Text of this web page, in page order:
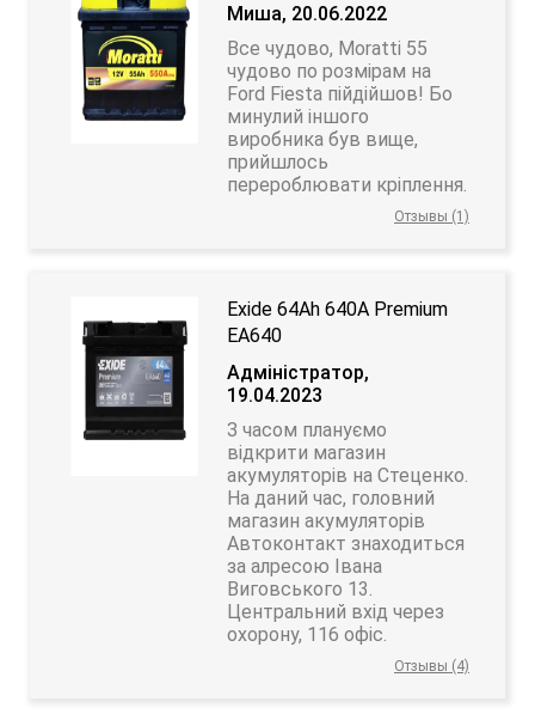
Миша, 20.06.2022
Все чудово, Moratti 55
чудово по розмірам на
Ford Fiesta пійдійшов! Бо
минулий іншого
виробника був вище,
прийшлось
перероблювати кріплення.
Отзывы (1)
Exide 64Ah 640A Premium
EA640
Адміністратор,
19.04.2023
З часом плануємо
відкрити магазин
акумуляторів на Стеценко.
На даний час, головний
магазин акумуляторів
Автоконтакт знаходиться
за алресою Івана
Виговського 13.
Центральний вхід через
охорону, 116 офіс.
Отзывы (4)